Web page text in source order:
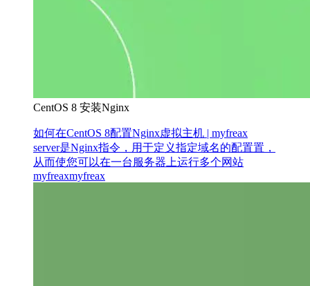
CentOS 8 安装Nginx
如何在CentOS 8配置Nginx虚拟主机 | myfreax
server是Nginx指令，用于定义指定域名的配置置，
从而使您可以在一台服务器上运行多个网站
myfreaxmyfreax